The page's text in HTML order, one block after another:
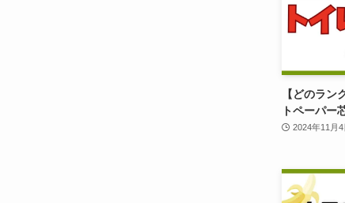
【どのラン
トペーパー
2024年11月4